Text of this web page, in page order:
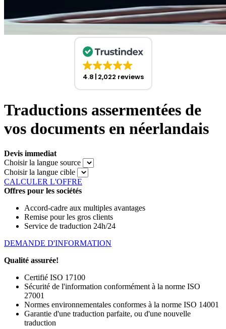
4.8 2,022 reviews
Traductions assermentées de
vos documents en néerlandais
Devis immediat
Choisir la langue source
Choisir la langue cible
CALCULER L'OFFRE
Offres pour les sociétés
Accord-cadre aux multiples avantages
Remise pour les gros clients
Service de traduction 24h/24
DEMANDE D'INFORMATION
Qualité assurée!
Certifié ISO 17100
Sécurité de l'information conformément à la norme ISO
27001
Normes environnementales conformes à la norme ISO 14001
Garantie d'une traduction parfaite, ou d'une nouvelle
traduction